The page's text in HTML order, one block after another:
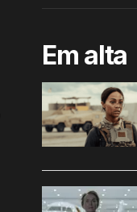
Em alta